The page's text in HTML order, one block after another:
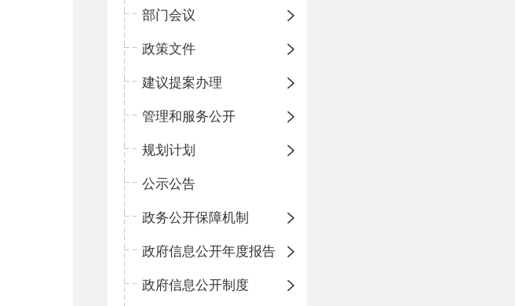
部门会议
政策文件
建议提案办理
管理和服务公开
规划计划
公示公告
政务公开保障机制
政府信息公开年度报告
政府信息公开制度